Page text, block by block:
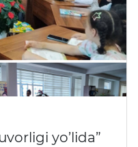
yo’lida”